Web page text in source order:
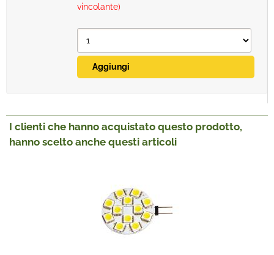
vincolante)
I clienti che hanno acquistato questo prodotto,
hanno scelto anche questi articoli